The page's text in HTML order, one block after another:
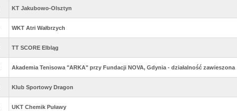
KT Jakubowo-Olsztyn
WKT Atri Wałbrzych
TT SCORE Elbląg
Akademia Tenisowa "ARKA" przy Fundacji NOVA, Gdynia - działalność zawieszona
Klub Sportowy Dragon
UKT Chemik Puławy